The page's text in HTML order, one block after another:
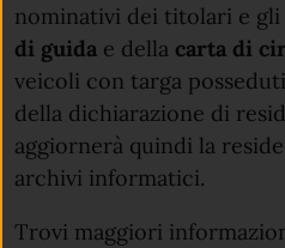
nominativi dei titolari e
di guida e della carta di
veicoli con targa
della dichiarazione di
aggiornerà quindi la
archivi informatici.
Trovi maggiori